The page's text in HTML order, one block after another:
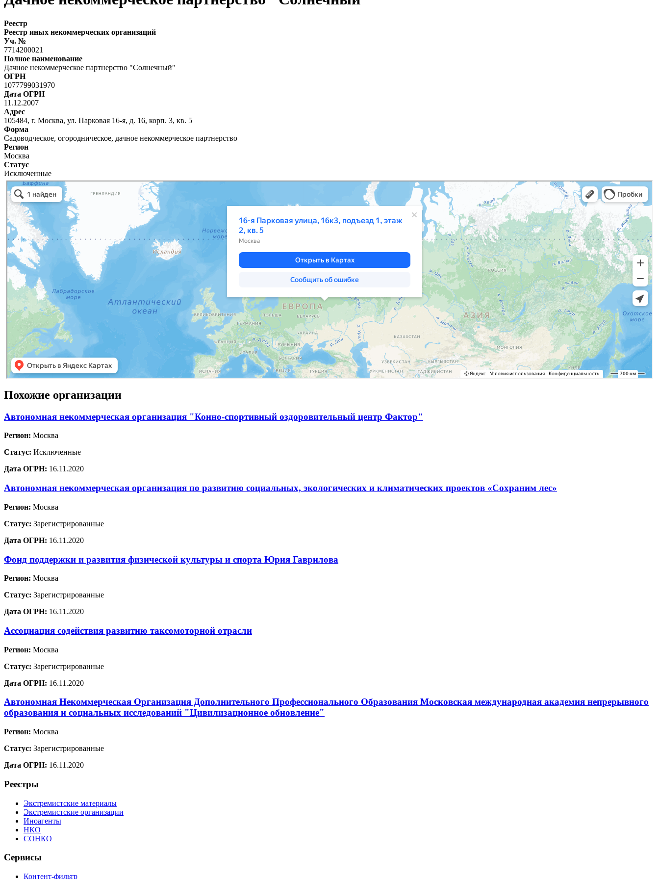
Реестр
Реестр иных некоммерческих организаций
Уч. №
7714200021
Полное наименование
Дачное некоммерческое партнерство "Солнечный"
ОГРН
1077799031970
Дата ОГРН
11.12.2007
Адрес
105484, г. Москва, ул. Парковая 16-я, д. 16, корп. 3, кв. 5
Форма
Садоводческое, огородническое, дачное некоммерческое партнерство
Регион
Москва
Статус
Исключенные
Похожие организации
Автономная некоммерческая организация "Конно-спортивный оздоровительный центр Фактор"
Регион: Москва
Статус: Исключенные
Дата ОГРН: 16.11.2020
Автономная некоммерческая организация по развитию социальных, экологических и климатических проектов «Сохраним лес»
Регион: Москва
Статус: Зарегистрированные
Дата ОГРН: 16.11.2020
Фонд поддержки и развития физической культуры и спорта Юрия Гаврилова
Регион: Москва
Статус: Зарегистрированные
Дата ОГРН: 16.11.2020
Ассоциация содействия развитию таксомоторной отрасли
Регион: Москва
Статус: Зарегистрированные
Дата ОГРН: 16.11.2020
Автономная Некоммерческая Организация Дополнительного Профессионального Образования Московская международная академия непрерывного
образования и социальных исследований "Цивилизационное обновление"
Регион: Москва
Статус: Зарегистрированные
Дата ОГРН: 16.11.2020
Реестры
Экстремистские материалы
Экстремистские организации
Иноагенты
НКО
СОНКО
Сервисы
Контент-фильтр